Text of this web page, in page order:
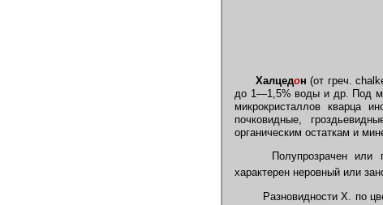
Халцедон (от греч.
до 1—1,5% воды и др. Под
микрокристаллов кварца
почковидные,
органическим остаткам и
Полупрозрачен или
характерен неровный или
Разновидности Х. по